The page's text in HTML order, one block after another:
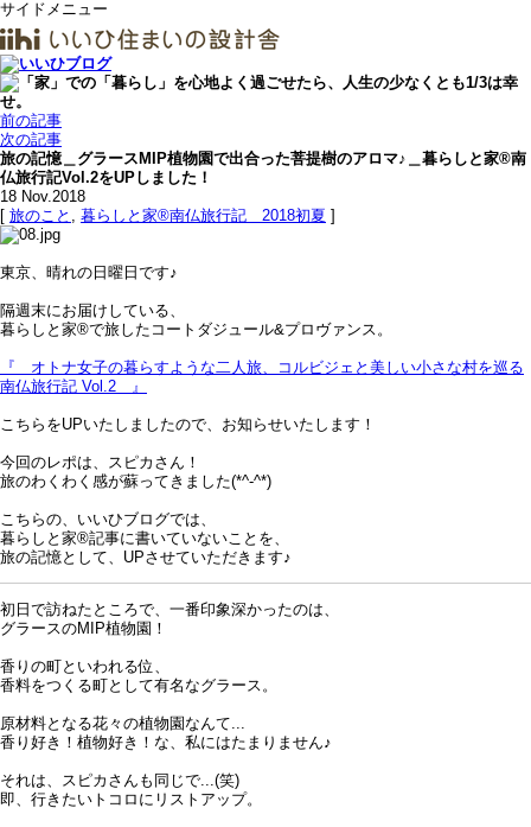
サイドメニュー
前の記事
次の記事
旅の記憶＿グラースMIP植物園で出合った菩提樹のアロマ♪＿暮らしと家®南
仏旅行記Vol.2をUPしました！
18 Nov.2018
[ 旅のこと , 暮らしと家®南仏旅行記＿2018初夏 ]
東京、晴れの日曜日です♪
隔週末にお届けしている、
暮らしと家®で旅したコートダジュール&プロヴァンス。
『 オトナ女子の暮らすような二人旅、コルビジェと美しい小さな村を巡る
南仏旅行記 Vol.2 』
こちらをUPいたしましたので、お知らせいたします！
今回のレポは、スピカさん！
旅のわくわく感が蘇ってきました(*^-^*)
こちらの、いいひブログでは、
暮らしと家®記事に書いていないことを、
旅の記憶として、UPさせていただきます♪
初日で訪ねたところで、一番印象深かったのは、
グラースのMIP植物園！
香りの町といわれる位、
香料をつくる町として有名なグラース。
原材料となる花々の植物園なんて...
香り好き！植物好き！な、私にはたまりません♪
それは、スピカさんも同じで...(笑)
即、行きたいトコロにリストアップ。